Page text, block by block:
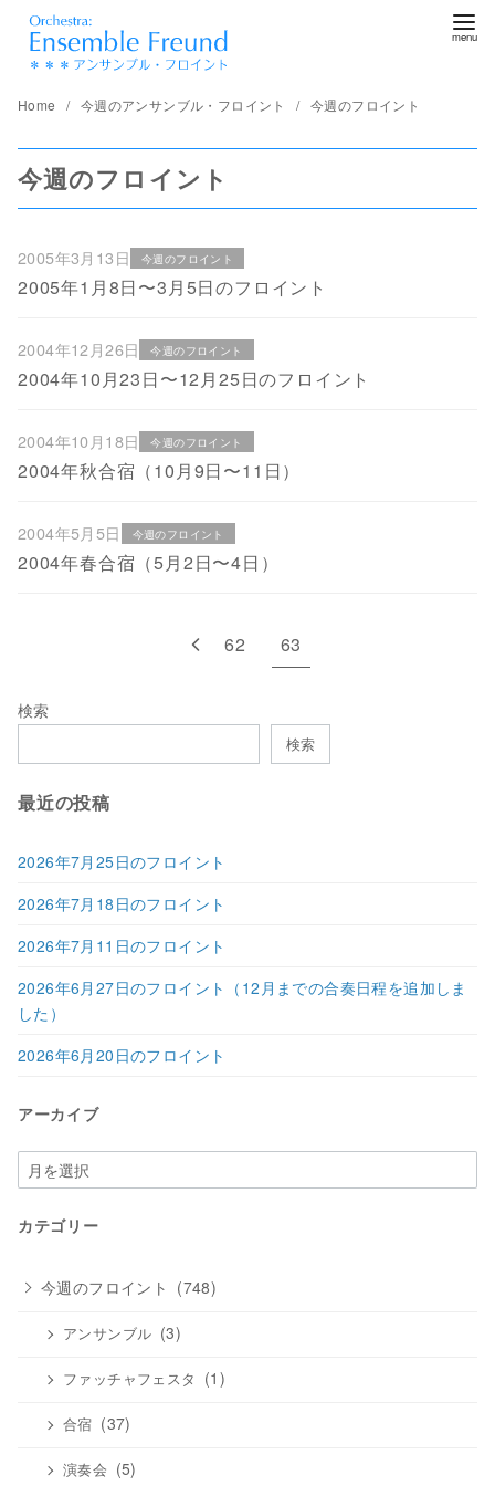
Home 今週のアンサンブル・フロイント 今週のフロイント
今週のフロイント
2005年3月13日 今週のフロイント
2005年1月8日〜3月5日のフロイント
2004年12月26日 今週のフロイント
2004年10月23日〜12月25日のフロイント
2004年10月18日 今週のフロイント
2004年秋合宿（10月9日〜11日）
2004年5月5日 今週のフロイント
2004年春合宿（5月2日〜4日）
62 63
検索
検索
最近の投稿
2026年7月25日のフロイント
2026年7月18日のフロイント
2026年7月11日のフロイント
2026年6月27日のフロイント（12月までの合奏日程を追加しま
した）
2026年6月20日のフロイント
アーカイブ
ア
ー
イ
カテゴリー
今週のフロイント (748)
アンサンブル (3)
ファッチャフェスタ (1)
合宿 (37)
演奏会 (5)